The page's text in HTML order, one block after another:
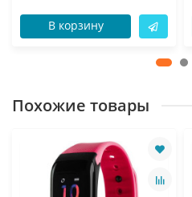
В корзину
Похожие товары